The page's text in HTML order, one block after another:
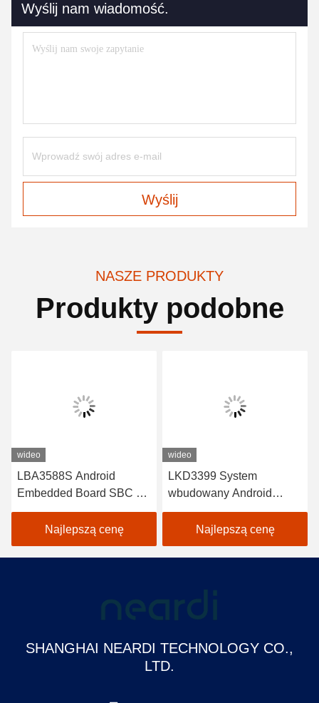
Wyślij nam wiadomość.
Wyślij
NASZE PRODUKTY
Produkty podobne
wideo
LBA3588S Android
Embedded Board SBC Z
NPU 6 TOPS Wspiera
INT4/INT8/INT16/FP16/B
F16/TF32
Najlepszą cenę
wideo
LKD3399 System
wbudowany Android
Komputer z jedną płytą z
wejściem wyświetlacza
1*Interfejs MIPI_CSI
Najlepszą cenę
SHANGHAI NEARDI TECHNOLOGY CO.,
LTD.